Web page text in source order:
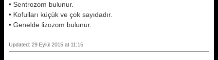
• Sentrozom bulunur.
• Kofulları küçük ve çok sayıdadır.
• Genelde lizozom bulunur.
Updated: 29 Eylül 2015 at 11:15